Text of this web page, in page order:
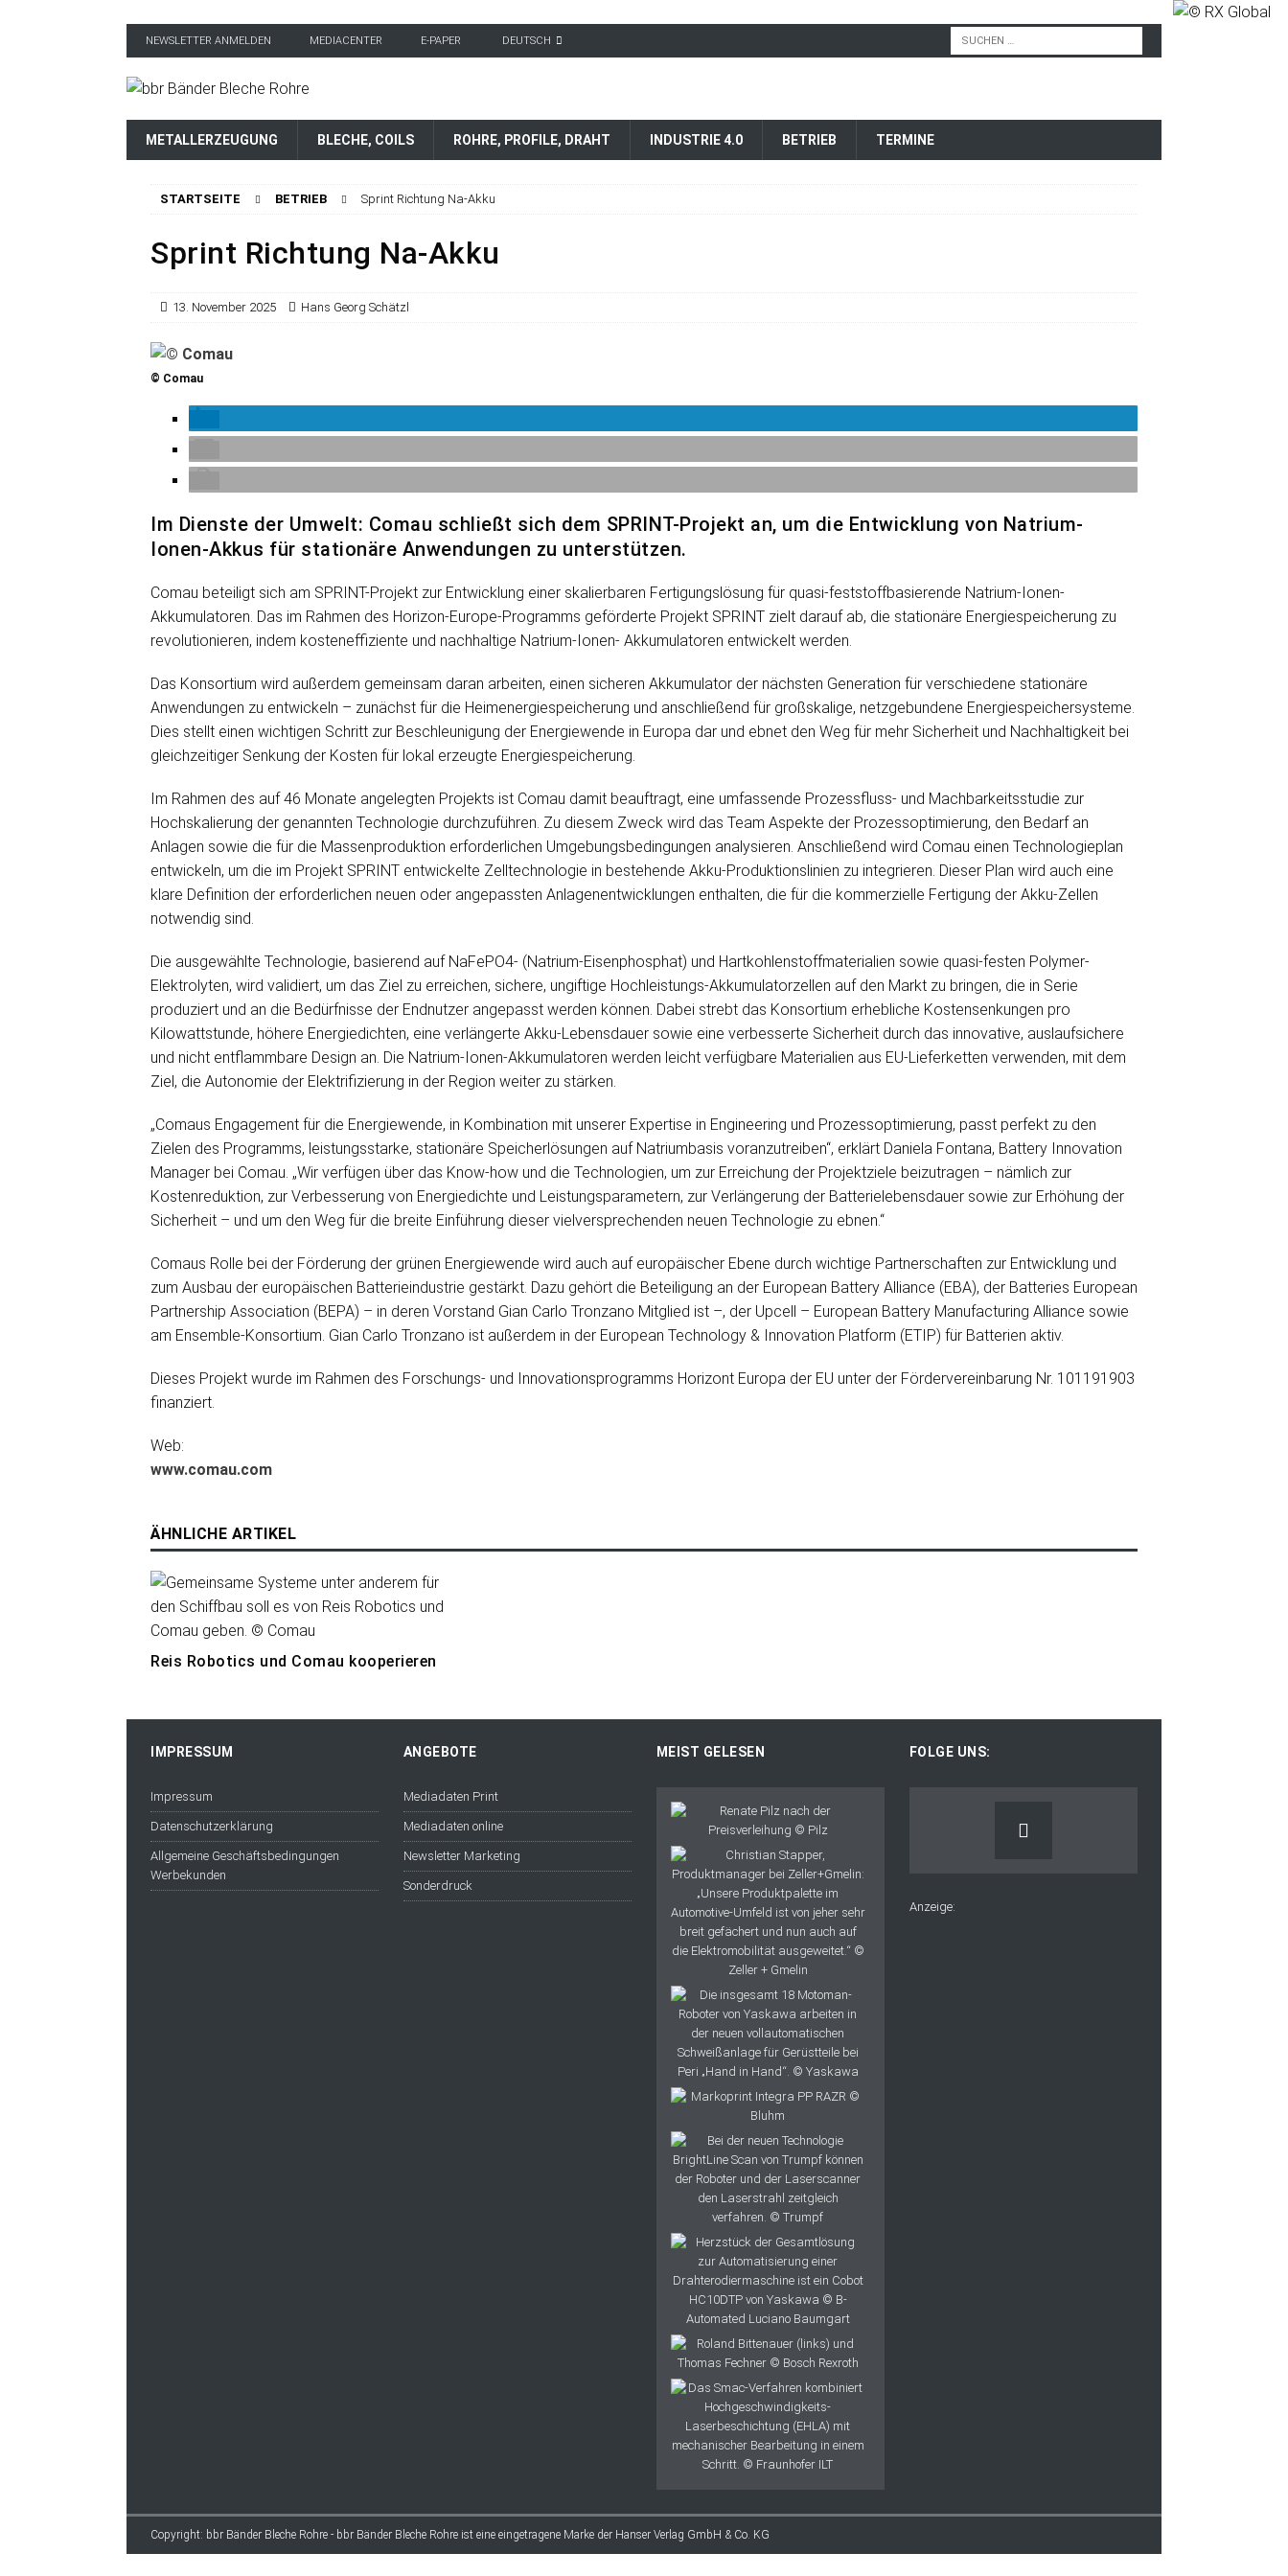
NEWSLETTER ANMELDEN MEDIACENTER E-PAPER DEUTSCH
METALLERZEUGUNG BLECHE, COILS ROHRE, PROFILE, DRAHT INDUSTRIE 4.0 BETRIEB TERMINE
STARTSEITE BETRIEB Sprint Richtung Na-Akku
Sprint Richtung Na-Akku
13. November 2025 Hans Georg Schätzl
© Comau
Im Dienste der Umwelt: Comau schließt sich dem SPRINT-Projekt an, um die Entwicklung von Natrium-
Ionen-Akkus für stationäre Anwendungen zu unterstützen.
Comau beteiligt sich am SPRINT-Projekt zur Entwicklung einer skalierbaren Fertigungslösung für quasi-feststoffbasierende Natrium-Ionen-
Akkumulatoren. Das im Rahmen des Horizon-Europe-Programms geförderte Projekt SPRINT zielt darauf ab, die stationäre Energiespeicherung zu
revolutionieren, indem kosteneffiziente und nachhaltige Natrium-Ionen- Akkumulatoren entwickelt werden.
Das Konsortium wird außerdem gemeinsam daran arbeiten, einen sicheren Akkumulator der nächsten Generation für verschiedene stationäre
Anwendungen zu entwickeln – zunächst für die Heimenergiespeicherung und anschließend für großskalige, netzgebundene Energiespeichersysteme.
Dies stellt einen wichtigen Schritt zur Beschleunigung der Energiewende in Europa dar und ebnet den Weg für mehr Sicherheit und Nachhaltigkeit bei
gleichzeitiger Senkung der Kosten für lokal erzeugte Energiespeicherung.
Im Rahmen des auf 46 Monate angelegten Projekts ist Comau damit beauftragt, eine umfassende Prozessfluss- und Machbarkeitsstudie zur
Hochskalierung der genannten Technologie durchzuführen. Zu diesem Zweck wird das Team Aspekte der Prozessoptimierung, den Bedarf an
Anlagen sowie die für die Massenproduktion erforderlichen Umgebungsbedingungen analysieren. Anschließend wird Comau einen Technologieplan
entwickeln, um die im Projekt SPRINT entwickelte Zelltechnologie in bestehende Akku-Produktionslinien zu integrieren. Dieser Plan wird auch eine
klare Definition der erforderlichen neuen oder angepassten Anlagenentwicklungen enthalten, die für die kommerzielle Fertigung der Akku-Zellen
notwendig sind.
Die ausgewählte Technologie, basierend auf NaFePO4- (Natrium-Eisenphosphat) und Hartkohlenstoffmaterialien sowie quasi-festen Polymer-
Elektrolyten, wird validiert, um das Ziel zu erreichen, sichere, ungiftige Hochleistungs-Akkumulatorzellen auf den Markt zu bringen, die in Serie
produziert und an die Bedürfnisse der Endnutzer angepasst werden können. Dabei strebt das Konsortium erhebliche Kostensenkungen pro
Kilowattstunde, höhere Energiedichten, eine verlängerte Akku-Lebensdauer sowie eine verbesserte Sicherheit durch das innovative, auslaufsichere
und nicht entflammbare Design an. Die Natrium-Ionen-Akkumulatoren werden leicht verfügbare Materialien aus EU-Lieferketten verwenden, mit dem
Ziel, die Autonomie der Elektrifizierung in der Region weiter zu stärken.
„Comaus Engagement für die Energiewende, in Kombination mit unserer Expertise in Engineering und Prozessoptimierung, passt perfekt zu den
Zielen des Programms, leistungsstarke, stationäre Speicherlösungen auf Natriumbasis voranzutreiben“, erklärt Daniela Fontana, Battery Innovation
Manager bei Comau. „Wir verfügen über das Know-how und die Technologien, um zur Erreichung der Projektziele beizutragen – nämlich zur
Kostenreduktion, zur Verbesserung von Energiedichte und Leistungsparametern, zur Verlängerung der Batterielebensdauer sowie zur Erhöhung der
Sicherheit – und um den Weg für die breite Einführung dieser vielversprechenden neuen Technologie zu ebnen.“
Comaus Rolle bei der Förderung der grünen Energiewende wird auch auf europäischer Ebene durch wichtige Partnerschaften zur Entwicklung und
zum Ausbau der europäischen Batterieindustrie gestärkt. Dazu gehört die Beteiligung an der European Battery Alliance (EBA), der Batteries European
Partnership Association (BEPA) – in deren Vorstand Gian Carlo Tronzano Mitglied ist –, der Upcell – European Battery Manufacturing Alliance sowie
am Ensemble-Konsortium. Gian Carlo Tronzano ist außerdem in der European Technology & Innovation Platform (ETIP) für Batterien aktiv.
Dieses Projekt wurde im Rahmen des Forschungs- und Innovationsprogramms Horizont Europa der EU unter der Fördervereinbarung Nr. 101191903
finanziert.
Web:
www.comau.com
ÄHNLICHE ARTIKEL
Reis Robotics und Comau kooperieren
IMPRESSUM
Impressum
Datenschutzerklärung
Allgemeine Geschäftsbedingungen
Werbekunden
ANGEBOTE
Mediadaten Print
Mediadaten online
Newsletter Marketing
Sonderdruck
MEIST GELESEN FOLGE UNS:
Anzeige:
Copyright: bbr Bänder Bleche Rohre - bbr Bänder Bleche Rohre ist eine eingetragene Marke der Hanser Verlag GmbH & Co. KG